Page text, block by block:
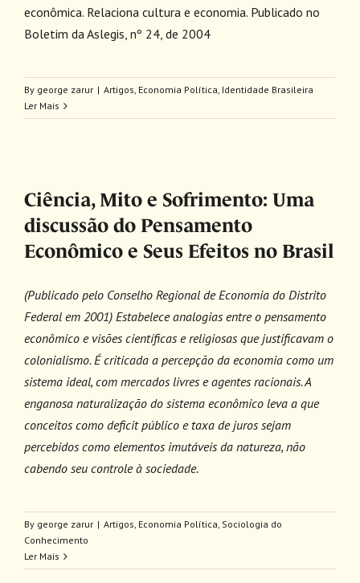
econômica. Relaciona cultura e economia. Publicado no
Boletim da Aslegis, nº 24, de 2004
By george zarur | Artigos, Economia Política, Identidade Brasileira
Ler Mais
Ciência, Mito e Sofrimento: Uma
discussão do Pensamento
Econômico e Seus Efeitos no Brasil
(Publicado pelo Conselho Regional de Economia do Distrito
Federal em 2001) Estabelece analogias entre o pensamento
econômico e visões científicas e religiosas que justificavam o
colonialismo. É criticada a percepção da economia como um
sistema ideal, com mercados livres e agentes racionais. A
enganosa naturalização do sistema econômico leva a que
conceitos como deficit público e taxa de juros sejam
percebidos como elementos imutáveis da natureza, não
cabendo seu controle à sociedade.
By george zarur | Artigos, Economia Política, Sociologia do
Conhecimento
Ler Mais